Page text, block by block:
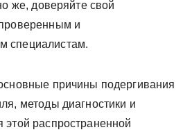
же, доверяйте свой
и
специалистам.
причины подергивания
методы диагностики и
этой распространенной